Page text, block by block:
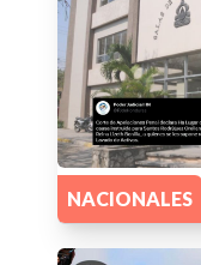
NACIONALES